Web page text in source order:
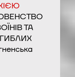
ТА